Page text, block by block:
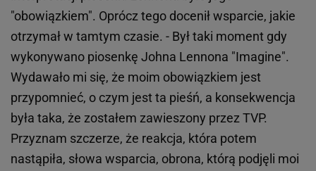
"obowiązkiem". Oprócz tego docenił wsparcie, jakie
otrzymał w tamtym czasie. - Był taki moment gdy
wykonywano piosenkę Johna Lennona "Imagine".
Wydawało mi się, że moim obowiązkiem jest
przypomnieć, o czym jest ta pieśń, a konsekwencja
była taka, że zostałem zawieszony przez TVP.
Przyznam szczerze, że reakcja, która potem
nastąpiła, słowa wsparcia, obrona, którą podjęli moi